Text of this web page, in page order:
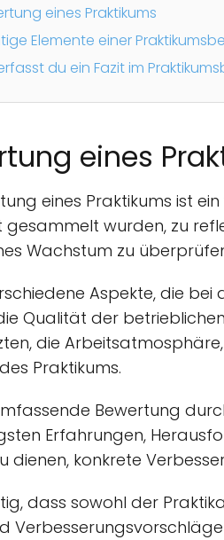
eines Praktikums
Elemente einer
du ein Fazit im
eines
eines Praktikums ist
gesammelt wurden, zu
Wachstum zu
Aspekte, die
Qualität der
die
Praktikums.
Bewertung
Erfahrungen,
dienen, konkrete
dass sowohl der